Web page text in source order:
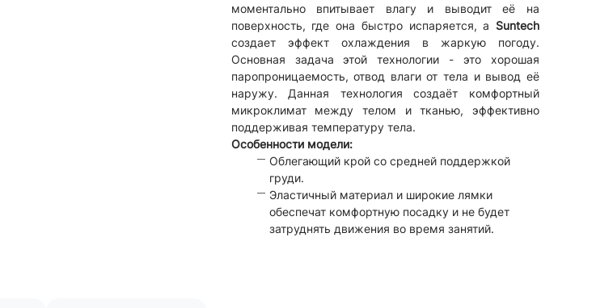
моментально впитывает влагу и выводит её на
поверхность, где она быстро испаряется, а Suntech
создает эффект охлаждения в жаркую погоду.
Основная задача этой технологии - это хорошая
паропроницаемость, отвод влаги от тела и вывод её
наружу. Данная технология создаёт комфортный
микроклимат между телом и тканью, эффективно
поддерживая температуру тела.
Особенности модели:
Облегающий крой со средней поддержкой
груди.
Эластичный материал и широкие лямки
обеспечат комфортную посадку и не будет
затруднять движения во время занятий.